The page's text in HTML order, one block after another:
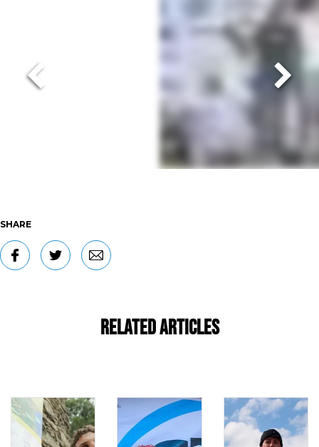
SHARE
Related Articles